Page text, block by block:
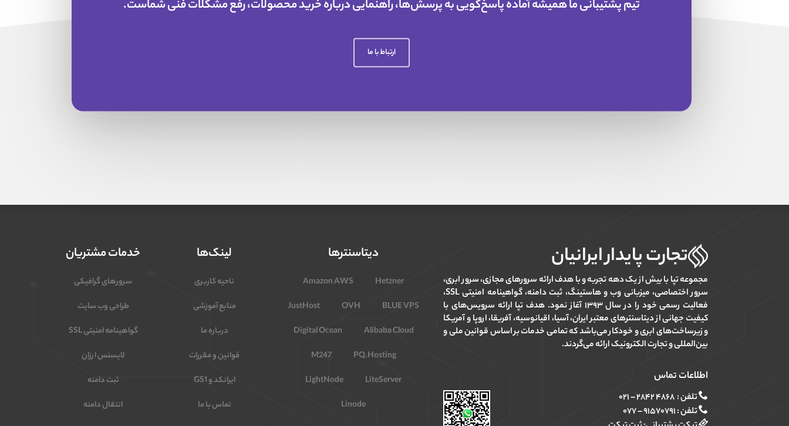
تیم پشتیبانی ما همیشه آماده پاسخ‌گویی به پرسش‌ها، راهنمایی درباره خرید محصولات، رفع مشکلات فنی شماست.
ارتباط با ما
خدمات مشتریان
سرورهای گرافیکی
طراحی وب سایت
گواهینامه امنیتی SSL
لایسنس ارزان
ثبت دامنه
انتقال دامنه
لینک‌ها
ناحیه کاربری
منابع آموزشی
درباره ما
قوانین و مقررات
ایرانکد و GS1
تماس با ما
دیتاسنترها
Amazon AWS
Hetzner
JustHost
OVH
BLUE VPS
Digital Ocean
Alibaba Cloud
M247
PQ.Hosting
LightNode
LiteServer
Linode
تجارت پایدار ایرانیان
مجموعه تپا با بیش از یک دهه تجربه و با هدف ارائه سرورهای مجازی، سرور ابری،
سرور اختصاصی، میزبانی وب و هاستینگ، ثبت دامنه، گواهینامه امنیتی SSL،
فعالیت رسمی خود را در سال ۱۳۹۳ آغاز نمود. هدف تپا ارائه سرویس‌های با
کیفیت جهانی از دیتاسنترهای معتبر ایران، آسیا، اقیانوسیه، آفریقا، اروپا و آمریکا
و زیرساخت‌های ابری و خودکار می‌باشد که تمامی خدمات بر اساس قوانین ملی و
بین‌المللی و تجارت الکترونیک ارائه می‌گردند.
اطلاعات تماس
تلفن : ۴۸۶۸ ۲۸۴۲ – ۰۲۱
تلفن :۹۱۵۷۰۷۹۱ – ۰۷۷